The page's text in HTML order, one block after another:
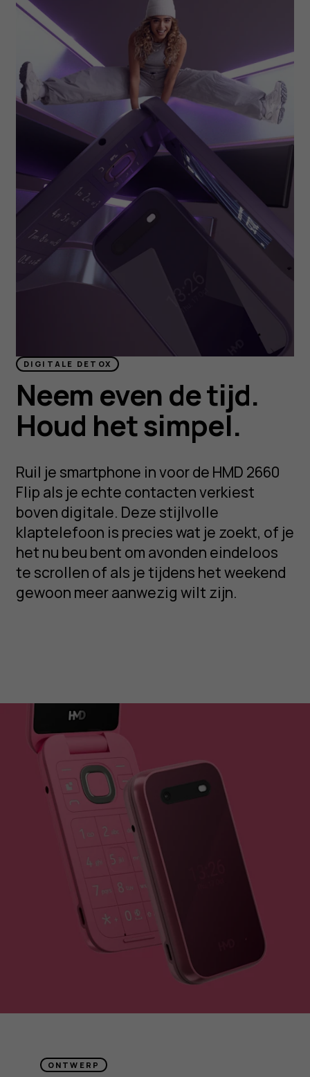
DIGITALE DETOX
Neem even de tijd.
Houd het simpel.
Ruil je smartphone in voor de HMD 2660
Flip als je echte contacten verkiest
boven digitale. Deze stijlvolle
klaptelefoon is precies wat je zoekt, of je
het nu beu bent om avonden eindeloos
te scrollen of als je tijdens het weekend
gewoon meer aanwezig wilt zijn.
ONTWERP